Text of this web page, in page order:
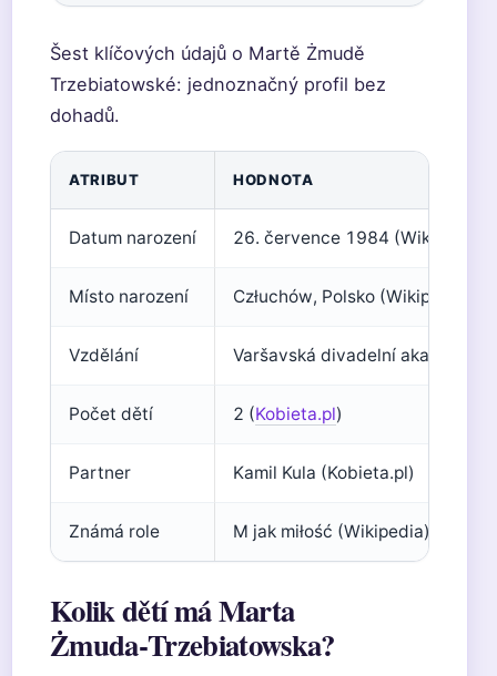
Šest klíčových údajů o Martě Żmudě
Trzebiatowské: jednoznačný profil bez
dohadů.
ATRIBUT HODNOTA
Datum narození 26. července 1984 (Wikipedia)
Místo narození Człuchów, Polsko (Wikipedia)
Vzdělání Varšavská divadelní akademie
Počet dětí 2 (Kobieta.pl)
Partner Kamil Kula (Kobieta.pl)
Známá role M jak miłość (Wikipedia)
Kolik dětí má Marta
Żmuda‑Trzebiatowska?